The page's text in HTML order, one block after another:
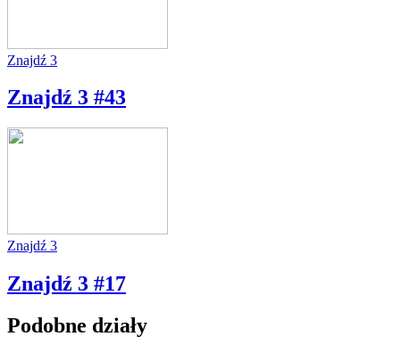
Znajdź 3
Znajdź 3 #43
Znajdź 3
Znajdź 3 #17
Podobne działy